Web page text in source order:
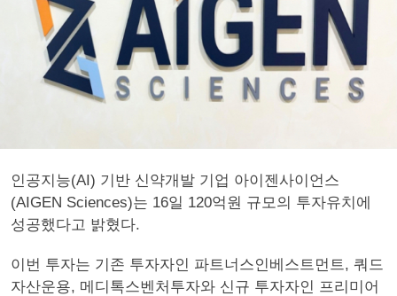
인공지능(AI) 기반 신약개발 기업 아이젠사이언스
(AIGEN Sciences)는 16일 120억원 규모의 투자유치에
성공했다고 밝혔다.
이번 투자는 기존 투자자인 파트너스인베스트먼트, 쿼드
자산운용, 메디톡스벤처투자와 신규 투자자인 프리미어